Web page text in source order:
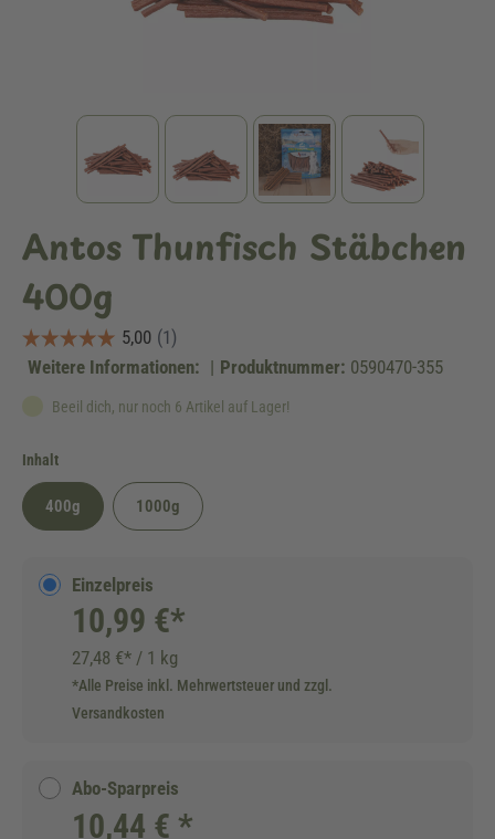
Antos Thunfisch Stäbchen
400g
Weitere Informationen: | Produktnummer: 0590470-355
Beeil dich, nur noch 6 Artikel auf Lager!
Inhaltauswählen
400g 1000g
Einzelpreis
10,99 €*
27,48 €* / 1 kg
*Alle Preise inkl. Mehrwertsteuer und zzgl.
Versandkosten
Abo-Sparpreis
10,44 € *